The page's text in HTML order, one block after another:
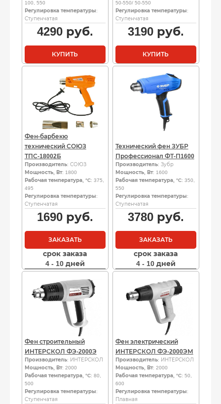
100, 550
Регулировка температуры:
Ступенчатая
4290руб.
КУПИТЬ
50-550/ 50-550
Регулировка температуры:
Ступенчатая
3190руб.
КУПИТЬ
Фен-барбекю
технический СОЮЗ
ТПС-18002Б
Производитель: СОЮЗ
Мощность, Вт: 1800
Рабочая температура, °C: 375,
495
Регулировка температуры:
Ступенчатая
1690руб.
ЗАКАЗАТЬ
срок заказа
4 - 10 дней
Технический фен ЗУБР
Профессионал ФТ-П1600
Производитель: Зубр
Мощность, Вт: 1600
Рабочая температура, °C: 350,
550
Регулировка температуры:
Ступенчатая
3780руб.
ЗАКАЗАТЬ
срок заказа
4 - 10 дней
Фен строительный
ИНТЕРСКОЛ ФЭ-2000Э
Производитель: ИНТЕРСКОЛ
Мощность, Вт: 2000
Рабочая температура, °C: 80,
500
Регулировка температуры:
Ступенчатая
Фен электрический
ИНТЕРСКОЛ ФЭ-2000ЭМ
Производитель: ИНТЕРСКОЛ
Мощность, Вт: 2000
Рабочая температура, °C: 50,
600
Регулировка температуры:
Плавная